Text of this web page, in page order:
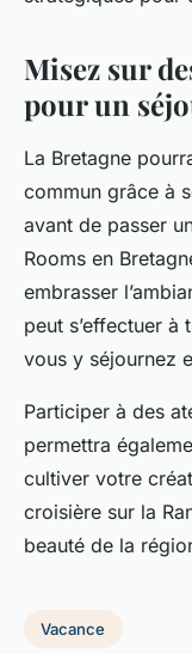
Misez sur
pour un
La Bretagne
commun grâce à
avant de passer
Rooms en
embrasser
peut s’effectuer
vous y séjournez
Participer à des
permettra
cultiver votre
croisière sur la
beauté de la
Vacance